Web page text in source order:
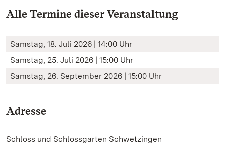
Alle Termine dieser Veranstaltung
Samstag, 18. Juli 2026 | 14:00 Uhr
Samstag, 25. Juli 2026 | 15:00 Uhr
Samstag, 26. September 2026 | 15:00 Uhr
Adresse
Schloss und Schlossgarten Schwetzingen